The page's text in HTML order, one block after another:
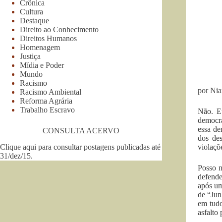
por
Não.
essa
dos
Posso
após
de
em
asfalto
Crônica
Cultura
Destaque
Direito ao Conhecimento
Direitos Humanos
Homenagem
Justiça
Mídia e Poder
Mundo
Racismo
Racismo Ambiental
Reforma Agrária
Trabalho Escravo
CONSULTA ACERVO
Clique aqui para consultar postagens publicadas até
31/dez/15.